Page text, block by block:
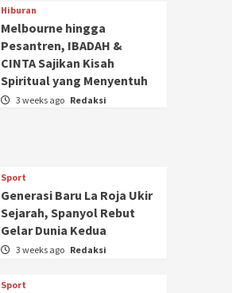
Hiburan
Melbourne hingga
Pesantren, IBADAH &
CINTA Sajikan Kisah
Spiritual yang Menyentuh
3 weeks ago Redaksi
Sport
Generasi Baru La Roja Ukir
Sejarah, Spanyol Rebut
Gelar Dunia Kedua
3 weeks ago Redaksi
Sport